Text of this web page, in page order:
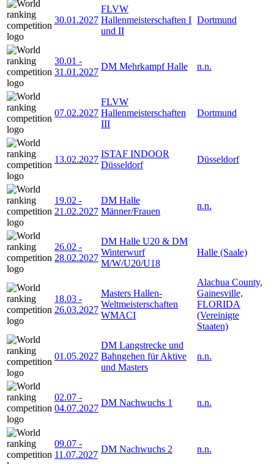
30.01.2027
FLVW
Hallenmeisterschaften I
und II
Dortmund
30.01 -
31.01.2027
DM Mehrkampf Halle n.n.
07.02.2027
FLVW
Hallenmeisterschaften
III
Dortmund
13.02.2027
ISTAF INDOOR
Düsseldorf
Düsseldorf
19.02 -
21.02.2027
DM Halle
Männer/Frauen
n.n.
26.02 -
28.02.2027
DM Halle U20 & DM
Winterwurf
M/W/U20/U18
Halle (Saale)
18.03 -
26.03.2027
Masters Hallen-
Weltmeisterschaften
WMACI
Alachua County,
Gainesville,
FLORIDA
(Vereinigte
Staaten)
01.05.2027
DM Langstrecke und
Bahngehen für Aktive
und Masters
n.n.
02.07 -
04.07.2027
DM Nachwuchs 1 n.n.
09.07 -
11.07.2027
DM Nachwuchs 2 n.n.